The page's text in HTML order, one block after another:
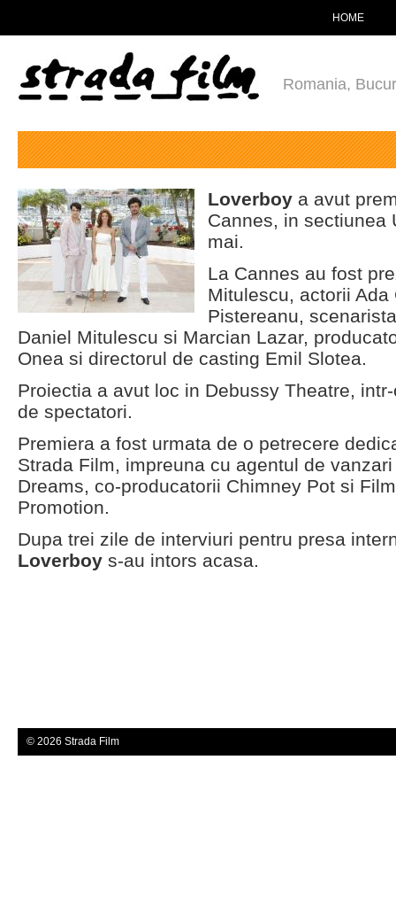
HOME
Romania,
Loverboy a avut
Cannes, in sectiunea
mai.
La Cannes au fost
Mitulescu, actorii
Pistereanu,
Daniel Mitulescu si Marcian Lazar,
Onea si directorul de casting Emil Slotea.
Proiectia a avut loc in Debussy Theatre,
de spectatori.
Premiera a fost urmata de o petrecere
Strada Film, impreuna cu agentul de
Dreams, co-producatorii Chimney Pot si
Promotion.
Dupa trei zile de interviuri pentru presa
Loverboy s-au intors acasa.
© 2026 Strada Film